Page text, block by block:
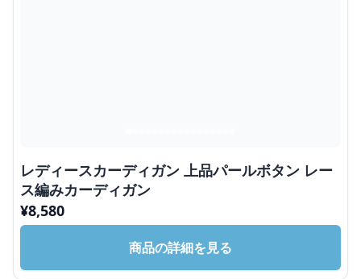
レディースカーディガン 上品パールボタン レー
ス編みカーディガン
¥8,580
商品の詳細を見る